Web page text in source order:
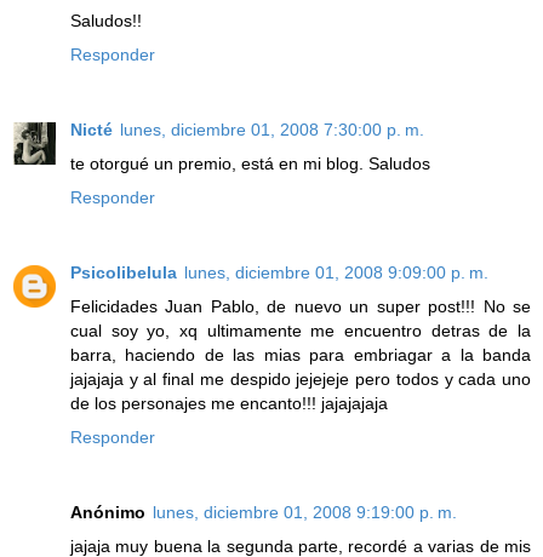
Saludos!!
Responder
Nicté lunes, diciembre 01, 2008 7:30:00 p. m.
te otorgué un premio, está en mi blog. Saludos
Responder
Psicolibelula lunes, diciembre 01, 2008 9:09:00 p. m.
Felicidades Juan Pablo, de nuevo un super post!!! No se
cual soy yo, xq ultimamente me encuentro detras de la
barra, haciendo de las mias para embriagar a la banda
jajajaja y al final me despido jejejeje pero todos y cada uno
de los personajes me encanto!!! jajajajaja
Responder
Anónimo lunes, diciembre 01, 2008 9:19:00 p. m.
jajaja muy buena la segunda parte, recordé a varias de mis